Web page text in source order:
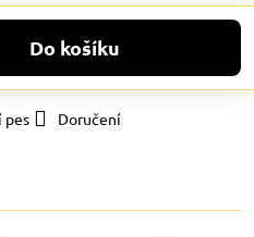
Do košíku
pes
Doručení